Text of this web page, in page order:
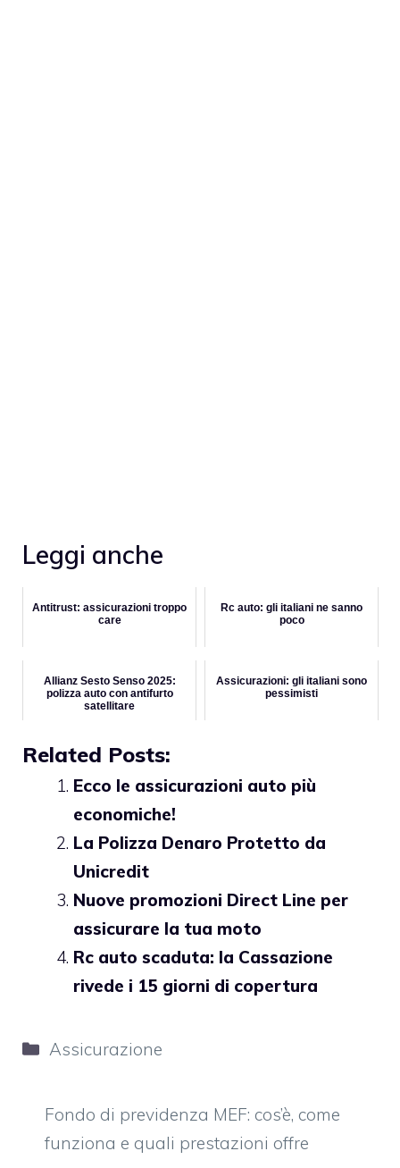
Leggi anche
Antitrust: assicurazioni troppo
care
Rc auto: gli italiani ne sanno
poco
Allianz Sesto Senso 2025:
polizza auto con antifurto
satellitare
Assicurazioni: gli italiani sono
pessimisti
Related Posts:
Ecco le assicurazioni auto più
economiche!
La Polizza Denaro Protetto da
Unicredit
Nuove promozioni Direct Line per
assicurare la tua moto
Rc auto scaduta: la Cassazione
rivede i 15 giorni di copertura
Categorie
Assicurazione
Fondo di previdenza MEF: cos’è, come
funziona e quali prestazioni offre